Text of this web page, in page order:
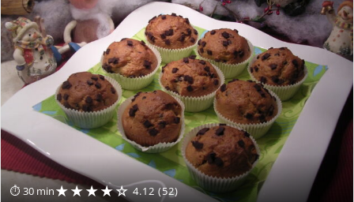
⏱ 30 min★★★★☆ 4.12 (52)